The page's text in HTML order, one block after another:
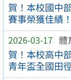
賀！本校國中
賽事榮獲佳績！
2026-03-17 體
賀！本校高中
青年盃全國田